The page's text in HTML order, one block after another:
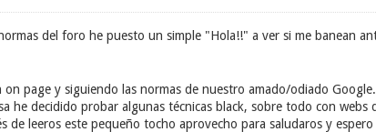
del foro he puesto un simple "Hola!!" a ver si me banean
page y siguiendo las normas de nuestro amado/odiado Google.
he decidido probar algunas técnicas black, sobre todo con webs
de leeros este pequeño tocho aprovecho para saludaros y espero